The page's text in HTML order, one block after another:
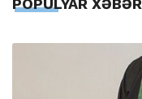
POPULYAR XƏBƏR